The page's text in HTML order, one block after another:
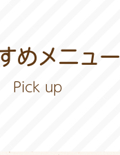
めメニュー
Pick up